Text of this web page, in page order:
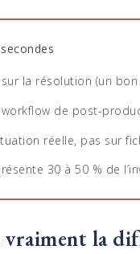
la résolution (un bon
de post-
réelle, pas sur
30 à 50 % de
la